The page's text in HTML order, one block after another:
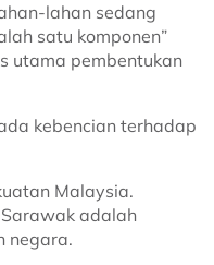
lahan sedang
satu komponen”
utama pembentukan
kebencian terhadap
Malaysia.
adalah
negara.